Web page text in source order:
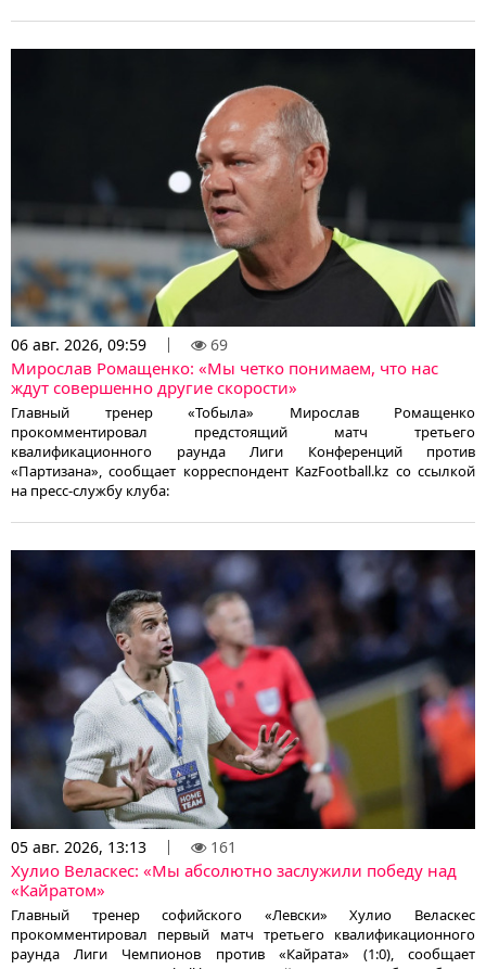
06 авг. 2026, 09:59 69
Мирослав Ромащенко: «Мы четко понимаем, что нас
ждут совершенно другие скорости»
Главный тренер «Тобыла» Мирослав Ромащенко
прокомментировал предстоящий матч третьего
квалификационного раунда Лиги Конференций против
«Партизана», сообщает корреспондент KazFootball.kz со ссылкой
на пресс-службу клуба:
05 авг. 2026, 13:13 161
Хулио Веласкес: «Мы абсолютно заслужили победу над
«Кайратом»
Главный тренер софийского «Левски» Хулио Веласкес
прокомментировал первый матч третьего квалификационного
раунда Лиги Чемпионов против «Кайрата» (1:0), сообщает